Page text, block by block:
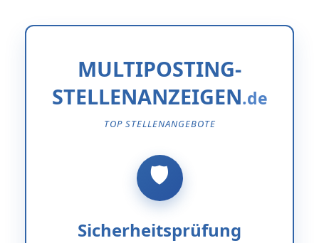
MULTIPOSTING-
STELLENANZEIGEN
TOP STELLENANGEBOTE
Sicherheitsprüfung